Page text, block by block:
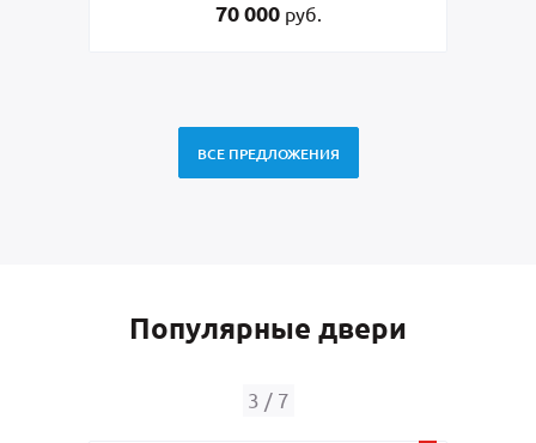
45 000руб.
ВСЕ ПРЕДЛОЖЕНИЯ
Популярные двери
4 / 7